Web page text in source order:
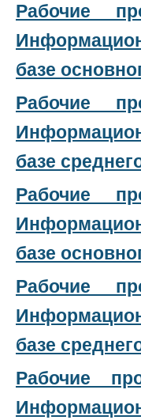
Рабочие
базе
Рабочие
базе
Рабочие
базе
Рабочие
базе
Рабочие